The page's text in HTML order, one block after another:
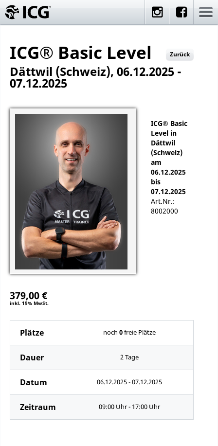
ICG® Basic Level Zurück
Dättwil (Schweiz), 06.12.2025 -
07.12.2025
ICG® Basic
Level in
Dättwil
(Schweiz)
am
06.12.2025
bis
07.12.2025
Art.Nr.:
8002000
379,00 €
inkl. 19% MwSt.
Plätze noch 0freie Plätze
Dauer 2 Tage
Datum 06.12.2025 - 07.12.2025
Zeitraum 09:00 Uhr - 17:00 Uhr